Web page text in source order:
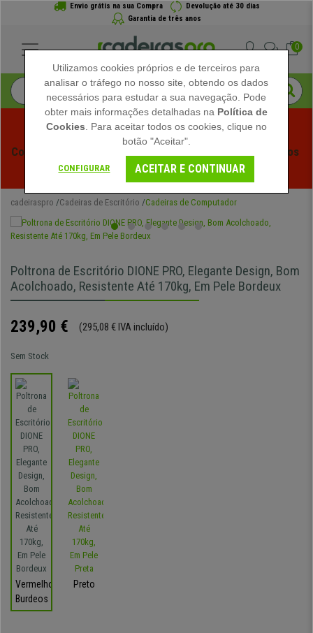
Envio grátis na sua Compra
Devolução até 30 dias
Garantia de três anos
0
Começam os Saldos de Verão em Cadeiraspro! Descontos
Exclusivos por Tempo Limitado - Ver Promoção
cadeiraspro Cadeiras de Escritório Cadeiras de Computador
Poltrona de Escritório DIONE PRO, Elegante Design, Bom
Acolchoado, Resistente Até 170kg, Em Pele Bordeux
239,90 € (295,08 € IVA incluído)
Sem Stock
Vermelho-
Burdeos
Preto
Utilizamos cookies próprios e de terceiros para
analisar o tráfego no nosso site, obtendo os dados
necessários para estudar a sua navegação. Pode
obter mais informações detalhadas na Política de
Cookies . Para aceitar todos os cookies, clique no
botão "Aceitar".
CONFIGURAR ACEITAR E CONTINUAR